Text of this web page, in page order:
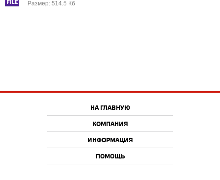
Размер: 514.5 Кб
НА ГЛАВНУЮ
КОМПАНИЯ
ИНФОРМАЦИЯ
ПОМОЩЬ